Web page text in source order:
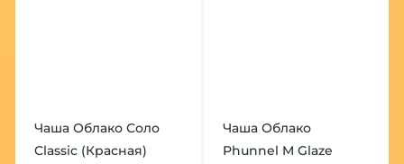
Чаша Облако Соло
Classic (Красная)
Чаша Облако
Phunnel M Glaze